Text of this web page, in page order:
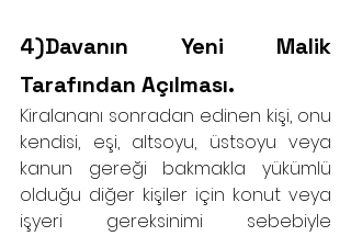
4)Davanın Yeni Malik
Tarafından Açılması.
Kiralananı sonradan edinen kişi, onu
kendisi, eşi, altsoyu, üstsoyu veya
kanun gereği bakmakla yükümlü
olduğu diğer kişiler için konut veya
işyeri gereksinimi sebebiyle